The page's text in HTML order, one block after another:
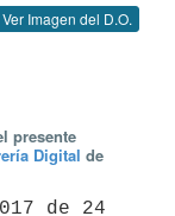
Ver Imagen del D.O.
presente
Digital de